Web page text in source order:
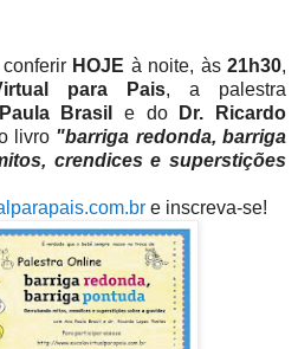
HOJE à noite, às21h30,
para Pais, a palestra
Brasil e doDr. Ricardo
livro "barriga redonda, barriga
crendices e superstições
e inscreva-se!